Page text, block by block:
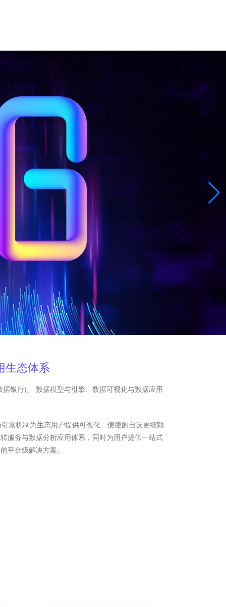
生态体系
银行)、 数据模型与引擎、数据可视化与数据应用
索机制为生态用户提供可视化、便捷的自设更细颗
服务与数据分析应用体系，同时为用户提供一站式
平台级解决方案。